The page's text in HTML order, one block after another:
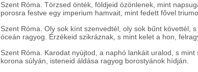
Szent Róma. Törzsed önték, földjeid özönlenek, mint
porosra festve egy imperium hamvait, mint fedett fővel
Szent Róma. Oly sok kínt szenvedtél, oly sok bűnt követtél,
óceán ragyog. Érzékeid szikráznak, s mint kelet a hon,
Szent Róma. Karodat nyújtod, a naphó lankáit uralod, s
korona súlyán, isteneid áldása ragyog borostyánok hídján.